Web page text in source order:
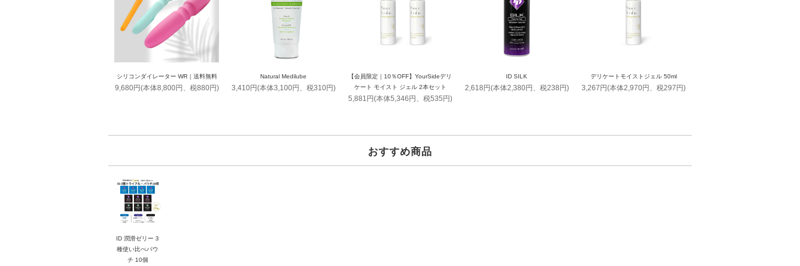
シリコンダイレーター WR｜送料無料
9,680円(本体8,800円、税880円)
Natural Medilube
3,410円(本体3,100円、税310円)
【会員限定｜10％OFF】YourSideデリ
ケート モイスト ジェル 2本セット
5,881円(本体5,346円、税535円)
ID SILK
2,618円(本体2,380円、税238円)
デリケートモイストジェル 50ml
3,267円(本体2,970円、税297円)
おすすめ商品
ID 潤滑ゼリー 3
種使い比べパウ
チ 10個